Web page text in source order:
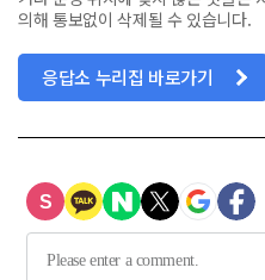
의해 통보없이 삭제될 수 있습니다.
응답소 누리집 바로가기